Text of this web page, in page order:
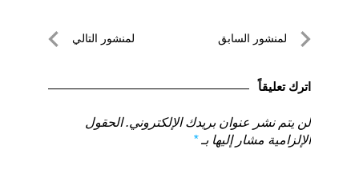
تصفّحلمنشور السابق
السابق
لمنشور التالي
اترك تعليقاً
لن يتم نشر عنوان بريدك الإلكتروني. الحقول
الإلزامية مشار إليها بـ*